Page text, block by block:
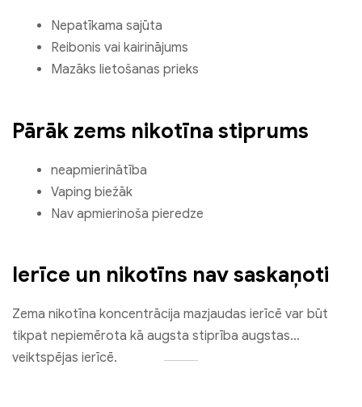
Nepatīkama sajūta
Reibonis vai kairinājums
Mazāks lietošanas prieks
Pārāk zems nikotīna stiprums
neapmierinātība
Vaping biežāk
Nav apmierinoša pieredze
Ierīce un nikotīns nav saskaņoti
Zema nikotīna koncentrācija mazjaudas ierīcē var būt
tikpat nepiemērota kā augsta stiprība augstas
veiktspējas ierīcē.